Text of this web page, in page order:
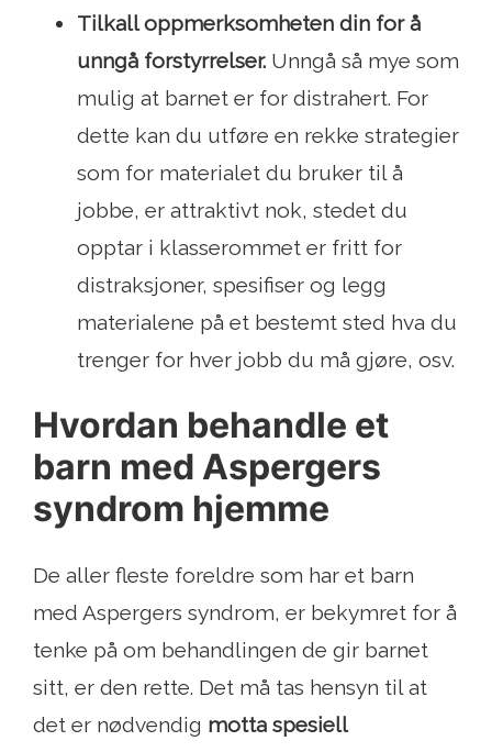
Tilkall oppmerksomheten din for å
unngå forstyrrelser. Unngå så mye som
mulig at barnet er for distrahert. For
dette kan du utføre en rekke strategier
som for materialet du bruker til å
jobbe, er attraktivt nok, stedet du
opptar i klasserommet er fritt for
distraksjoner, spesifiser og legg
materialene på et bestemt sted hva du
trenger for hver jobb du må gjøre, osv.
Hvordan behandle et
barn med Aspergers
syndrom hjemme
De aller fleste foreldre som har et barn
med Aspergers syndrom, er bekymret for å
tenke på om behandlingen de gir barnet
sitt, er den rette. Det må tas hensyn til at
det er nødvendig motta spesiell